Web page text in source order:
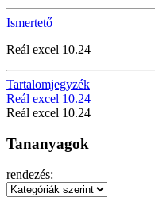
Ismertető
Reál excel 10.24
Tartalomjegyzék
Reál excel 10.24
Reál excel 10.24
Tananyagok
rendezés: